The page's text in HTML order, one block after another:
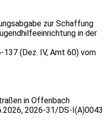
zur Schaffung
in der
(Dez. IV, Amt 60) vom
in Offenbach
2026-31/DS-I(A)0043